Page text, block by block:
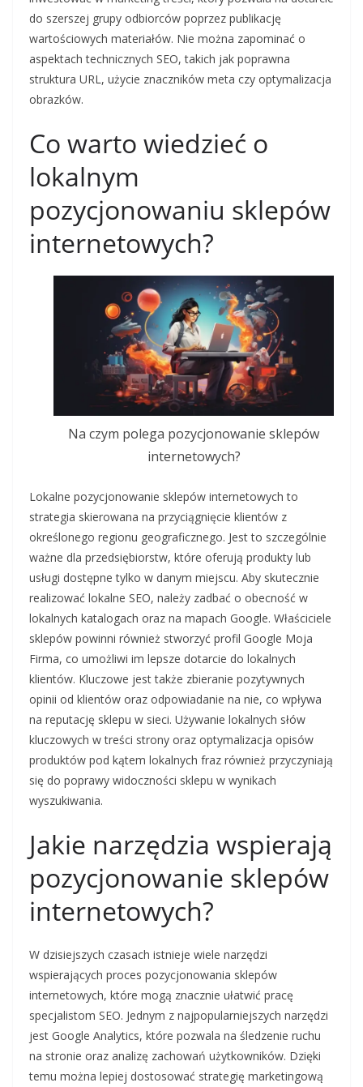
do szerszej grupy odbiorców poprzez publikację
wartościowych materiałów. Nie można zapominać o
aspektach technicznych SEO, takich jak poprawna
struktura URL, użycie znaczników meta czy optymalizacja
obrazków.
Co warto wiedzieć o
lokalnym
pozycjonowaniu sklepów
internetowych?
Na czym polega pozycjonowanie sklepów
internetowych?
Lokalne pozycjonowanie sklepów internetowych to
strategia skierowana na przyciągnięcie klientów z
określonego regionu geograficznego. Jest to szczególnie
ważne dla przedsiębiorstw, które oferują produkty lub
usługi dostępne tylko w danym miejscu. Aby skutecznie
realizować lokalne SEO, należy zadbać o obecność w
lokalnych katalogach oraz na mapach Google. Właściciele
sklepów powinni również stworzyć profil Google Moja
Firma, co umożliwi im lepsze dotarcie do lokalnych
klientów. Kluczowe jest także zbieranie pozytywnych
opinii od klientów oraz odpowiadanie na nie, co wpływa
na reputację sklepu w sieci. Używanie lokalnych słów
kluczowych w treści strony oraz optymalizacja opisów
produktów pod kątem lokalnych fraz również przyczyniają
się do poprawy widoczności sklepu w wynikach
wyszukiwania.
Jakie narzędzia wspierają
pozycjonowanie sklepów
internetowych?
W dzisiejszych czasach istnieje wiele narzędzi
wspierających proces pozycjonowania sklepów
internetowych, które mogą znacznie ułatwić pracę
specjalistom SEO. Jednym z najpopularniejszych narzędzi
jest Google Analytics, które pozwala na śledzenie ruchu
na stronie oraz analizę zachowań użytkowników. Dzięki
temu można lepiej dostosować strategię marketingową